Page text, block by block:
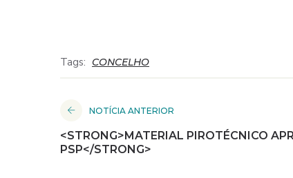
Tags: CONCELHO
NOTÍCIA ANTERIOR
<STRONG>MATERIAL PIROTÉCNICO
PSP</STRONG>